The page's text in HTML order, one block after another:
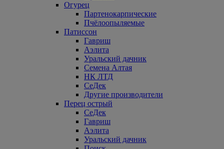
Огурец
Партенокарпические
Пчёлоопыляемые
Патиссон
Гавриш
Аэлита
Уральский дачник
Семена Алтая
НК ЛТД
СеДек
Другие производители
Перец острый
СеДек
Гавриш
Аэлита
Уральский дачник